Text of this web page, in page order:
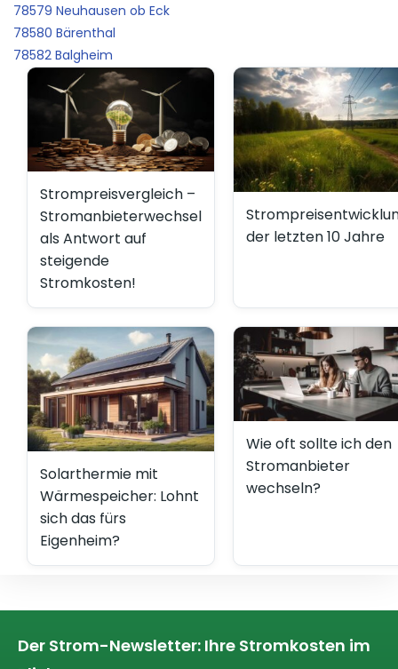
78579 Neuhausen ob Eck
78580 Bärenthal
78582 Balgheim
Strompreisvergleich –
Stromanbieterwechsel
als Antwort auf
steigende
Stromkosten!
der letzten 10 Jahre
Solarthermie mit
Wärmespeicher: Lohnt
sich das fürs
Eigenheim?
Wie oft sollte ich den
Stromanbieter
wechseln?
Der Strom-Newsletter: Ihre Stromkosten im